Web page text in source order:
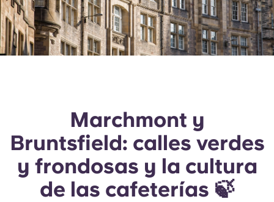
Marchmont y
Bruntsfield: calles verdes
y frondosas y la cultura
de las cafeterías 🍃